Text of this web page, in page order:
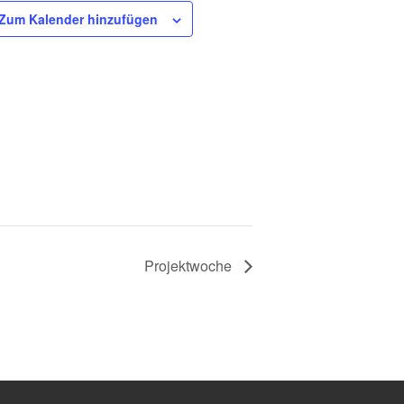
Kalender hinzufügen
Projektwoche